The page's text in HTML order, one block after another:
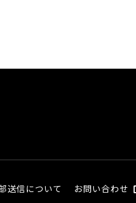
送信について お問い合わせ